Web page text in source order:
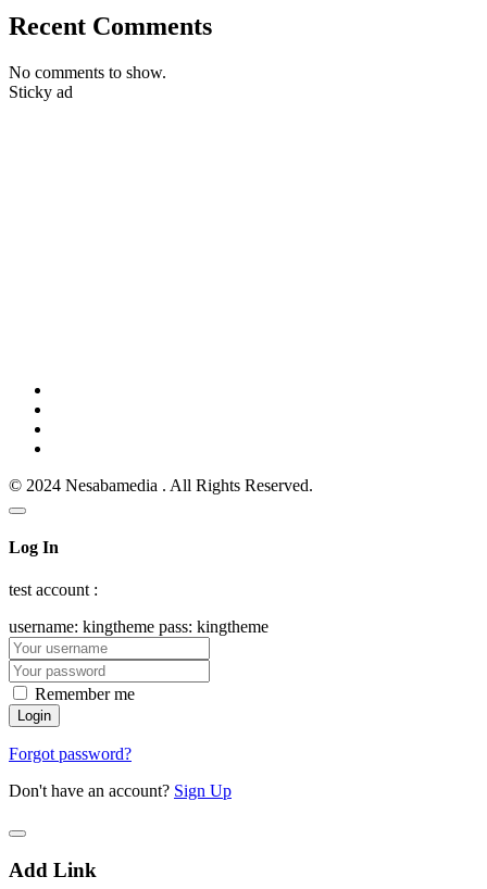
Recent Comments
No comments to show.
Sticky ad
© 2024 Nesabamedia . All Rights Reserved.
Log In
test account :
username: kingtheme pass: kingtheme
Remember me
Forgot password?
Don't have an account? Sign Up
Add Link